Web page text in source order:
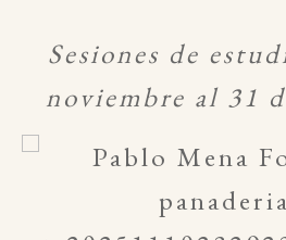
Sesiones de
noviembre al 31